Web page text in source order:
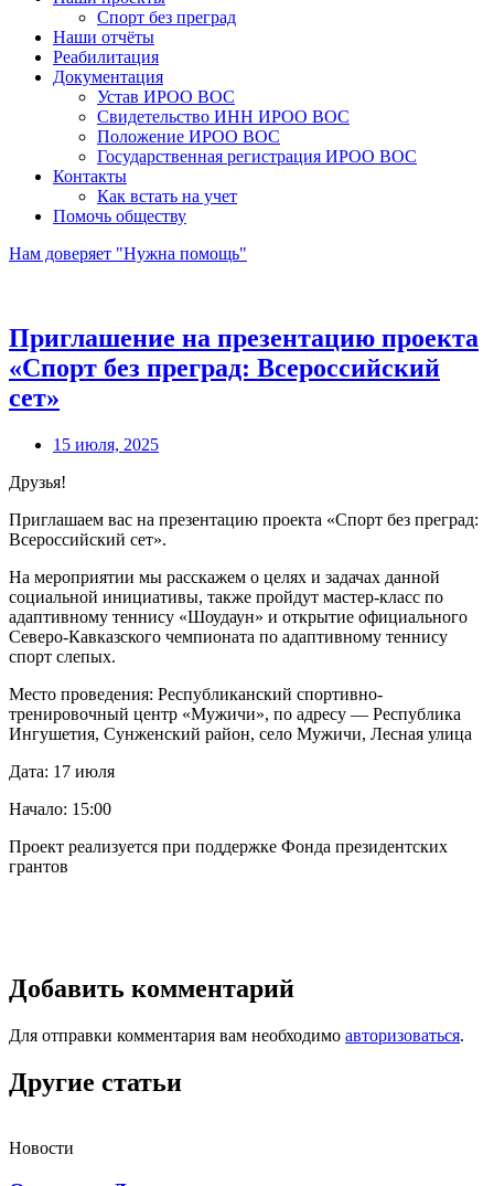
Спорт без преград
Наши отчёты
Реабилитация
Документация
Устав ИРОО ВОС
Свидетельство ИНН ИРОО ВОС
Положение ИРОО ВОС
Государственная регистрация ИРОО ВОС
Контакты
Как встать на учет
Помочь обществу
Нам доверяет "Нужна помощь"
Приглашение на презентацию проекта
«Спорт без преград: Всероссийский
сет»
15 июля, 2025
Друзья!
Приглашаем вас на презентацию проекта «Спорт без преград:
Всероссийский сет».
На мероприятии мы расскажем о целях и задачах данной
социальной инициативы, также пройдут мастер-класс по
адаптивному теннису «Шоудаун» и открытие официального
Северо-Кавказского чемпионата по адаптивному теннису
спорт слепых.
Место проведения: Республиканский спортивно-
тренировочный центр «Мужичи», по адресу — Республика
Ингушетия, Сунженский район, село Мужичи, Лесная улица
Дата: 17 июля
Начало: 15:00
Проект реализуется при поддержке Фонда президентских
грантов
Добавить комментарий
Для отправки комментария вам необходимо авторизоваться.
Другие статьи
Новости